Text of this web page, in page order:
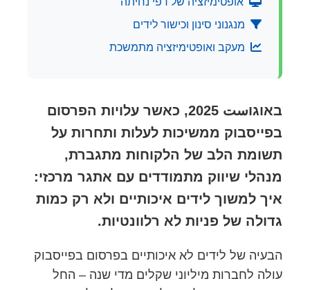
מנגנוני סינון וכישור לידים
מעקב ואופטימיזציה מתמשכת
באוגוست 2025, כאשר עלויות הפרסום
בפייסבוק ממשיכות לעלות ותחרות על
תשומת הלב של הלקוחות מתגברת,
מנהלי שיווק מתמודדים עם אתגר מרכזי:
איך למשוך לידים איכותיים ולא רק כמות
גדולה של פניות לא רלוונטיות.
הבעיה של לידים לא איכותיים בפרסום בפייסבוק
עולה לחברות מיליוני שקלים מדי שנה – החל